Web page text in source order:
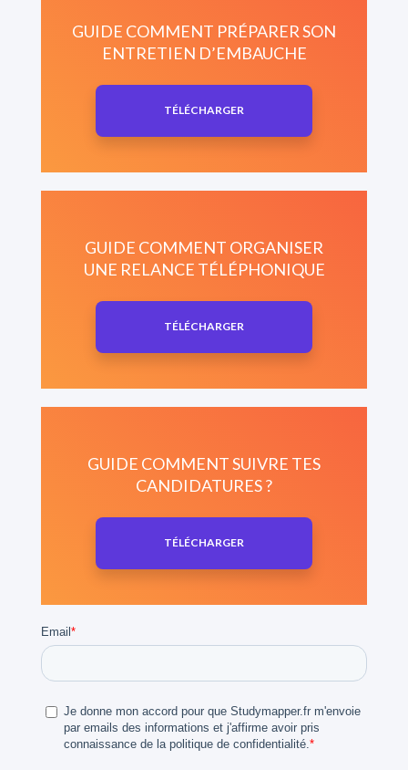
GUIDE COMMENT PRÉPARER SON
ENTRETIEN D’EMBAUCHE
TÉLÉCHARGER
GUIDE COMMENT ORGANISER
UNE RELANCE TÉLÉPHONIQUE
TÉLÉCHARGER
GUIDE COMMENT SUIVRE TES
CANDIDATURES ?
TÉLÉCHARGER